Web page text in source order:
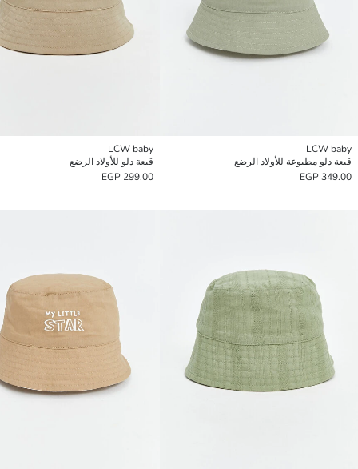
LCW baby
قبعة دلو مطبوعة للأولاد الرضع
349.00 EGP
LCW baby
قبعة دلو للأولاد الرضع
299.00 EGP